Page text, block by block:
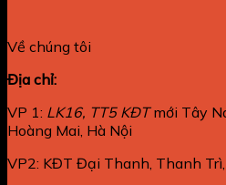
Về chúng tôi
Địa chỉ:
VP 1: LK16, TT5 KĐTmới Tây
Hoàng Mai, Hà Nội
VP2: KĐT Đại Thanh, Thanh